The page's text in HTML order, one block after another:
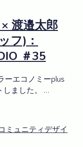
渡邉太郎
フ)：
＃35
ーエコノミーplus
しました。 …
ミュニティデザイ